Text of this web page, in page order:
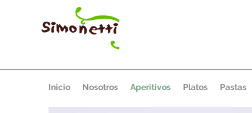
Inicio Nosotros Aperitivos Platos Pastas